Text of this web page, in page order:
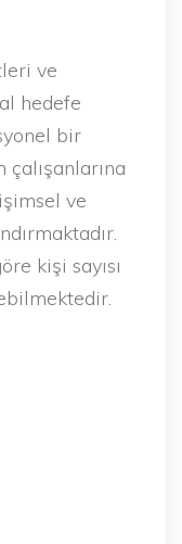
ve
hedefe
bir
çalışanlarına
ve
kişi sayısı